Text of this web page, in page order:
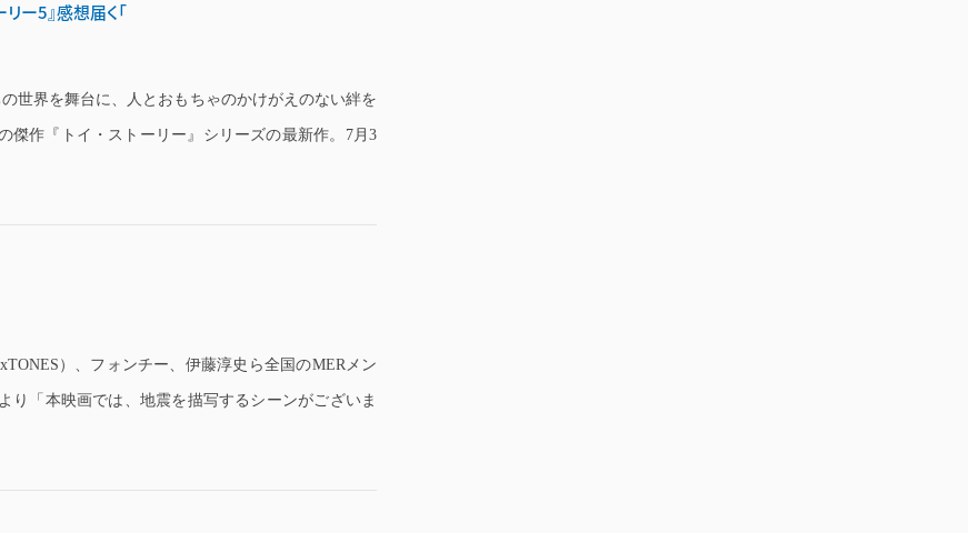
ー5』感想届く「
世界を舞台に、人とおもちゃのかけがえのない絆を
傑作『トイ・ストーリー』シリーズの最新作。7月3
）、フォンチー、伊藤淳史ら全国のMERメン
り「本映画では、地震を描写するシーンがございま